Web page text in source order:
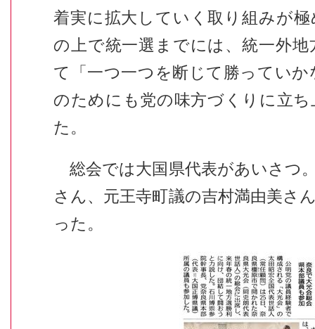
着実に拡大していく取り組みが
の上で統一選までには、統一外
て「一つ一つを断じて勝ってい
のためにも党の味方づくりに立
た。
総会では大国県代表があいさつ
さん、元王寺町議の吉村満由美さ
った。